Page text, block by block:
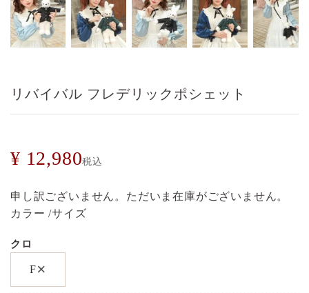
リバイバル フレデリックポシェット
¥ 12,980税込
申し訳ございません。ただいま在庫がございません。
カラー
サイズ
クロ
F×